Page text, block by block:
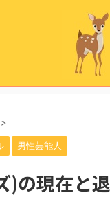
>
男性芸能人
)の現在と